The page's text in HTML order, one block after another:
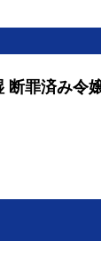
罪済み令